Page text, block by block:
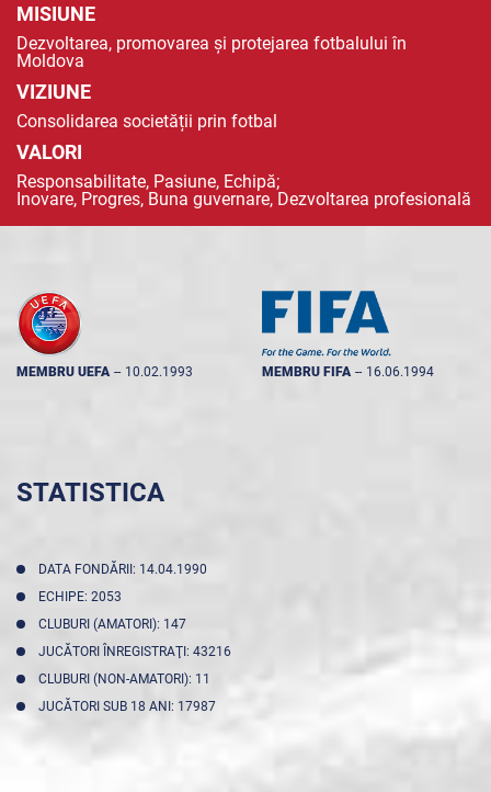
MISIUNE
Dezvoltarea, promovarea și protejarea fotbalului în
Moldova
VIZIUNE
Consolidarea societății prin fotbal
VALORI
Responsabilitate, Pasiune, Echipă;
Inovare, Progres, Buna guvernare, Dezvoltarea profesională
MEMBRU UEFA -- 10.02.1993 MEMBRU FIFA -- 16.06.1994
STATISTICA
DATA FONDĂRII: 14.04.1990
ECHIPE: 2053
CLUBURI (AMATORI): 147
JUCĂTORI ÎNREGISTRAŢI: 43216
CLUBURI (NON-AMATORI): 11
JUCĂTORI SUB 18 ANI: 17987